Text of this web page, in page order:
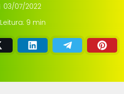
03/07/2022
Leitura: 9 min